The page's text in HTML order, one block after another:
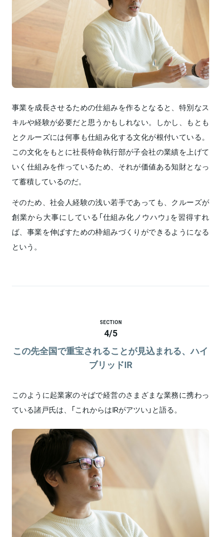
事業を成長させるための仕組みを作るとなると、特別なス
キルや経験が必要だと思うかもしれない。しかし、もとも
とクルーズには何事も仕組み化する文化が根付いている。
この文化をもとに社長特命執行部が子会社の業績を上げて
いく仕組みを作っているため、それが価値ある知財となっ
て蓄積しているのだ。
そのため、社会人経験の浅い若手であっても、クルーズが
創業から大事にしている「仕組み化ノウハウ」を習得すれ
ば、事業を伸ばすための枠組みづくりができるようになる
という。
SECTION
4/5
この先全国で重宝されることが見込まれる、ハイ
ブリッドIR
このように起業家のそばで経営のさまざまな業務に携わっ
ている諸戸氏は、「これからはIRがアツい」と語る。